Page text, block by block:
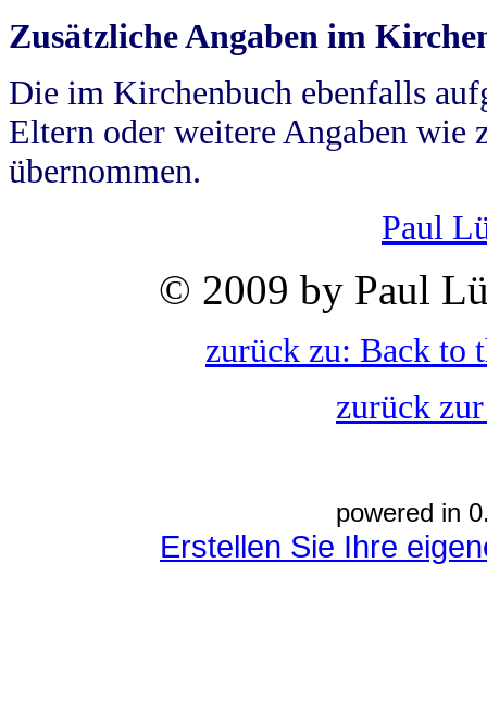
Zusätzliche Angaben im
Die im Kirchenbuch ebenfalls
Eltern oder weitere Angaben wie
übernommen.
Paul
© 2009 by Paul
zurück zu: Back to
zurück
powered in
Erstellen Sie Ihre